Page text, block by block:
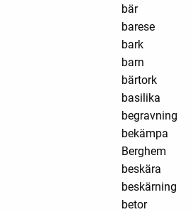
bär
barese
bark
barn
bärtork
basilika
begravning
bekämpa
Berghem
beskära
beskärning
betor